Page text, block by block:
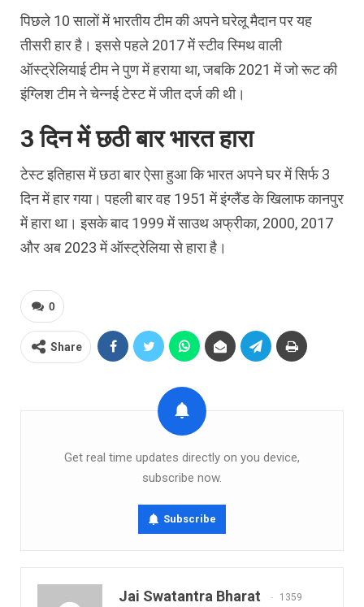
पिछले 10 सालों में भारतीय टीम की अपने घरेलू मैदान पर यह
तीसरी हार है। इससे पहले 2017 में स्टीव स्मिथ वाली
ऑस्ट्रेलियाई टीम ने पुण में हराया था, जबकि 2021 में जो रूट की
इंग्लिश टीम ने चेन्नई टेस्ट में जीत दर्ज की थी।
3 दिन में छठी बार भारत हारा
टेस्ट इतिहास में छठा बार ऐसा हुआ कि भारत अपने घर में सिर्फ 3
दिन में हार गया। पहली बार वह 1951 में इंग्लैंड के खिलाफ कानपुर
में हारा था। इसके बाद 1999 में साउथ अफ्रीका, 2000, 2017
और अब 2023 में ऑस्ट्रेलिया से हारा है।
0
Share
Get real time updates directly on you device,
subscribe now.
Subscribe
Jai Swatantra Bharat 1359